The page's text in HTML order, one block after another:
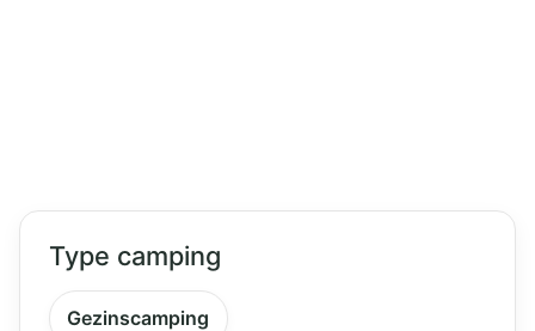
Type camping
Gezinscamping